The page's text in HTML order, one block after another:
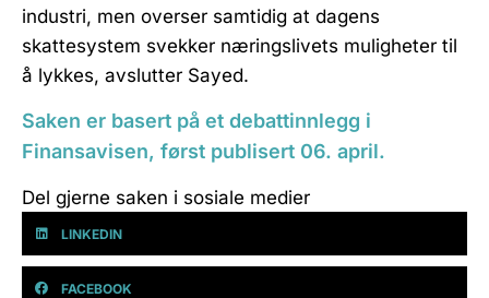
industri, men overser samtidig at dagens
skattesystem svekker næringslivets muligheter til
å lykkes, avslutter Sayed.
Saken er basert på et debattinnlegg i
Finansavisen, først publisert 06. april.
Del gjerne saken i sosiale medier
LINKEDIN
FACEBOOK